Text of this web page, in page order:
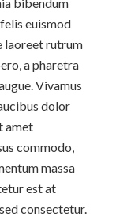
euismod
laoreet rutrum
a pharetra
Vivamus
dolor
amet
commodo,
massa
est at
consectetur.